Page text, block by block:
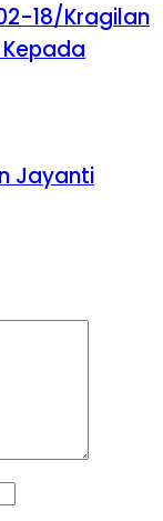
18/Kragilan
Jayanti